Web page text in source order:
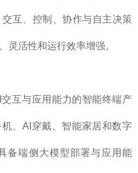
互、控制、协作与自主决策
灵活性和运行效率增强。
互与应用能力的智能终端产
、AI穿戴、智能家居和数字
备端侧大模型部署与应用能